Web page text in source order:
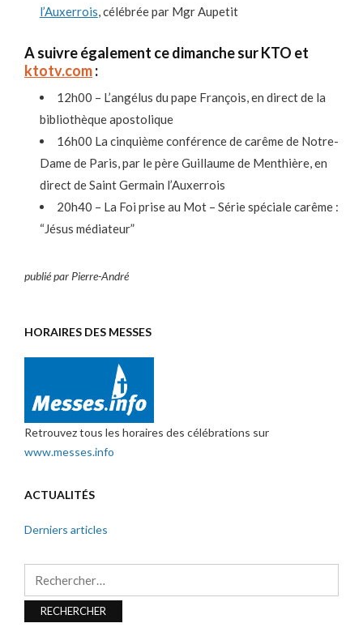
l’Auxerrois, célébrée par Mgr Aupetit
A suivre également ce dimanche sur KTO et
ktotv.com:
12h00 – L’angélus du pape François, en direct de la
bibliothèque apostolique
16h00 La cinquième conférence de carême de Notre-
Dame de Paris, par le père Guillaume de Menthière, en
direct de Saint Germain l’Auxerrois
20h40 – La Foi prise au Mot – Série spéciale carême :
“Jésus médiateur”
publié par Pierre-André
HORAIRES DES MESSES
Retrouvez tous les horaires des célébrations sur
www.messes.info
ACTUALITÉS
Derniers articles